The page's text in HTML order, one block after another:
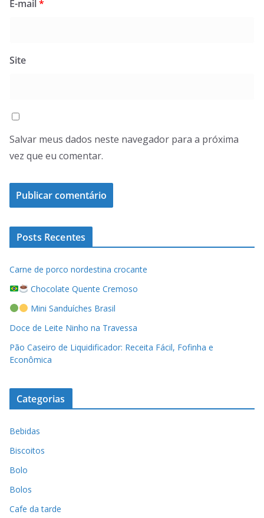
E-mail *
Site
Salvar meus dados neste navegador para a próxima
vez que eu comentar.
Posts Recentes
Carne de porco nordestina crocante
Chocolate Quente Cremoso
Mini Sanduíches Brasil
Doce de Leite Ninho na Travessa
Pão Caseiro de Liquidificador: Receita Fácil, Fofinha e
Econômica
Categorias
Bebidas
Biscoitos
Bolo
Bolos
Cafe da tarde